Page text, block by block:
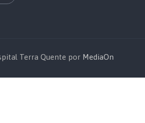
Terra Quente por MediaOn